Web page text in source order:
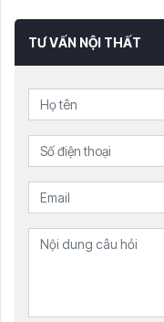
TƯ VẤN NỘI THẤT